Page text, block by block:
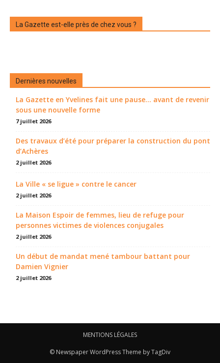
La Gazette est-elle près de chez vous ?
Dernières nouvelles
La Gazette en Yvelines fait une pause... avant de revenir
sous une nouvelle forme
7 juillet 2026
Des travaux d’été pour préparer la construction du pont
d’Achères
2 juillet 2026
La Ville « se ligue » contre le cancer
2 juillet 2026
La Maison Espoir de femmes, lieu de refuge pour
personnes victimes de violences conjugales
2 juillet 2026
Un début de mandat mené tambour battant pour
Damien Vignier
2 juillet 2026
MENTIONS LÉGALES
© Newspaper WordPress Theme by TagDiv